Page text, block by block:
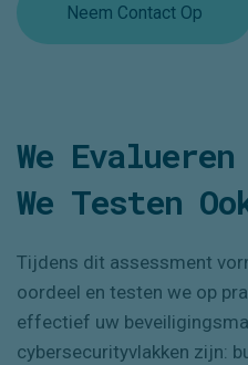
Neem Contact Op
WE
We Testen
Tijdens dit assessment
oordeel en testen we op
effectief uw
cybersecurityvlakken zijn: